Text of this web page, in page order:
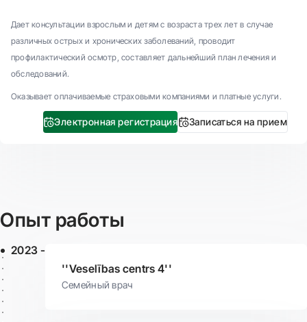
Дает консультации взрослым и детям с возраста трех лет в случае
различных острых и хронических заболеваний, проводит
профилактический осмотр, составляет дальнейший план лечения и
обследований.
Оказывает оплачиваемые страховыми компаниями и платные услуги.
Электронная регистрация Записаться на прием
Опыт работы
2023 -
''Veselības centrs 4''
Семейный врач